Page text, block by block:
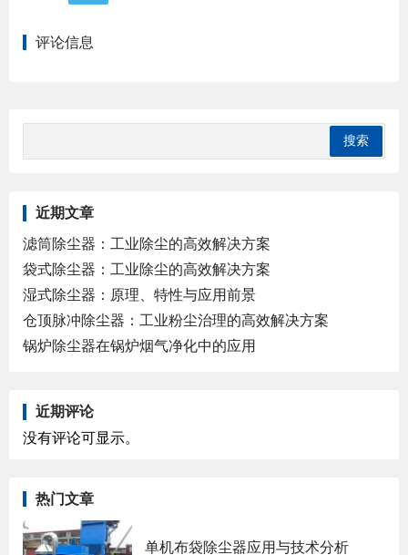
评论信息
近期文章
滤筒除尘器：工业除尘的高效解决方案
袋式除尘器：工业除尘的高效解决方案
湿式除尘器：原理、特性与应用前景
仓顶脉冲除尘器：工业粉尘治理的高效解决方案
锅炉除尘器在锅炉烟气净化中的应用
近期评论
没有评论可显示。
热门文章
单机布袋除尘器应用与技术分析